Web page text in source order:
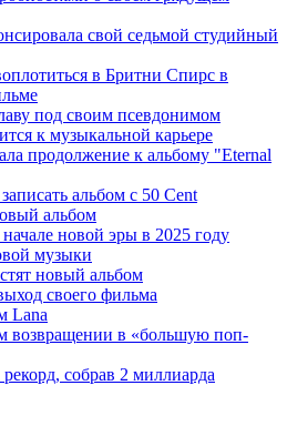
свой седьмой студийный
в Бритни Спирс в
под своим псевдонимом
к музыкальной карьере
продолжение к альбому "Eternal
альбом с 50 Cent
альбом
новой эры в 2025 году
музыки
новый альбом
своего фильма
Lana
возвращении в «большую поп-
собрав 2 миллиарда